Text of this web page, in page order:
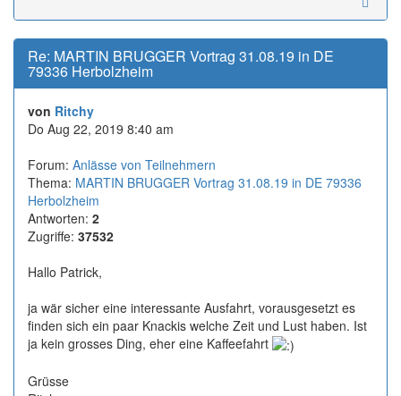
Re: MARTIN BRUGGER Vortrag 31.08.19 in DE
79336 Herbolzheim
von Ritchy
Do Aug 22, 2019 8:40 am
Forum: Anlässe von Teilnehmern
Thema: MARTIN BRUGGER Vortrag 31.08.19 in DE 79336
Herbolzheim
Antworten: 2
Zugriffe: 37532
Hallo Patrick,
ja wär sicher eine interessante Ausfahrt, vorausgesetzt es
finden sich ein paar Knackis welche Zeit und Lust haben. Ist
ja kein grosses Ding, eher eine Kaffeefahrt
Grüsse